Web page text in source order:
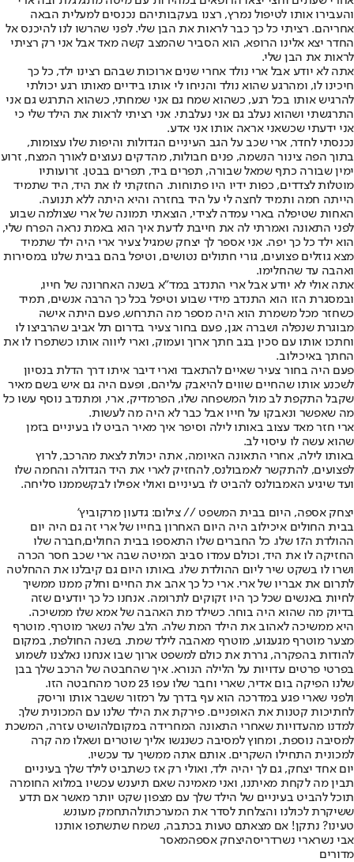
והעבירו אותו לטיפול נמרץ, רצנו בעקבותיהם נכנסים למעלית הבאה
אחריהם. רציתי כל כך כבר לראות את הבן שלי. לפני שהרשו לנו להיכנס אל
החדר יצא אלינו הרופא, הוא הסביר שהמצב קשה מאד אבל אני רק רציתי
לראות את הבן שלי.
אתה לא יודע אבל ארי נולד אחרי שנים ארוכות שבהם רצינו ילד, כל כך
חיכינו לו, ומהרגע שהוא נולד והניחו לי אותו בידיים מאותו רגע יכולתי
להרגיש אותו בכל רגע, כשהוא שמח גם אני שמחתי, כשהוא התרגש גם אני
התרגשתי ושהוא נעלב גם אני נעלבתי. אני רציתי לראות את הילד שלי כי
אני ידעתי שכשאני אראה אותו אני אדע.
נכנסתי לחדר, ארי שכב על הגב העיניים הגדולות והיפות שלו עצומות,
בתוך הפה צינור הנשמה, פנים חבולות, מהדקים נעוצים לאורך המצח, זרוע
ימין שבורה כתף שמאל שבורה, תפרים ביד, תפרים בבטן. זרועותיו
מוטלות לצדדים, כפות ידיו היו פתוחות. החזקתי לו את היד, היד שתמיד
הייתה חמה ותמיד לחצה לי על היד בחזרה והיא היתה ללא תנועה.
האחות שטיפלה בארי עמדה לצידי, הוצאתי תמונה של ארי שצולמה שבוע
לפני התאונה ואמרתי לה את חייבת לדעת איך הוא באמת נראה הפרח שלי,
הוא ילד כל כך יפה. אני אספר לך יצחק שמגיל צעיר ארי היה ילד שתמיד
מצא גוזלים פצועים, גורי חתולים נטושים, וטיפל בהם בבית שלנו במסירות
ואהבה עד שהחלימו.
אתה אולי לא יודע אבל ארי התנדב במד״א בשנה האחרונה של חייו,
ובמסגרת הזו הוא התנדב מידי שבוע וטיפל בכל כך הרבה אנשים, תמיד
כשחזר מכל משמרת הוא היה מספר מה התרחש, פעם היתה אישה
מבוגרת שנפלה ושברה אגן, פעם בחור צעיר בדרום תל אביב שהרביצו לו
וחתכו אותו עם סכין בגב חתך ארוך ועמוק, וארי ליווה אותו כשתפרו לו את
החתך באיכילוב.
פעם היה בחור צעיר שאיים להתאבד וארי דיבר איתו דרך הדלת בנסיון
לשכנע אותו שהחיים שווים להיאבק עליהם, ופעם היה גם איש בשם מאיר
שקבל התקפת לב מול המשפחה שלו, הפרמדיק, ארי, ומתנדב נוסף עשו כל
מה שאפשר ונאבקו על חייו אבל כבר לא היה מה לעשות.
ארי חזר מאד עצוב באותו לילה וסיפר איך מאיר הביט לו בעיניים בזמן
שהוא עשה לו עיסוי לב.
באותו לילה, אחרי התאונה האיומה, אתה יכולת לצאת מהרכב, לרוץ
לפצועים, להתקשר לאמבולנס, להחזיק לארי את היד הגדולה והחמה שלו
ועד שיגיע האמבולנס להביט לו בעיניים ואולי אפילו לבקשממנו סליחה.
יצחק אספה, היום בבית המשפט // צילום: גדעון מרקוביץ'
בבית החולים איכילוב היה היום האחרון בחייו של ארי זה גם היה יום
ההולדת ה17 שלו. כל החברים שלו התאספו בבית החולים,חברה שלו
החזיקה לו את היד, וכולם עמדו סביב המיטה שבה ארי שכב חסר הכרה
ושרו לו בשקט שיר ליום ההולדת שלו. באותו היום גם קיבלנו את ההחלטה
לתרום את אבריו של ארי. ארי כל כך אהב את החיים וחלק ממנו ממשיך
לחיות באנשים שכל כך היו זקוקים לתרומה. אנחנו כל כך יודעים שזה
בדיוק מה שהוא היה בוחר. כשילד מת האהבה של אמא שלו ממשיכה.
היא ממשיכה לאהוב את הילד המת שלה. הלב שלה נשאר מוטרף. מוטרף
מצער מוטרף מגעגוע, מוטרף מאהבה לילד שמת. בשנה החולפת, במקום
להודות בהפקרה, גררת את כולם למשפט ארוך שבו אנחנו נאלצנו לשמוע
בפרטי פרטים עדויות על הלילה הנורא. איך שהחבטה של הרכב שלך בבן
שלנו הפיקה בום אדיר, שארי וחבר שלו עפו 23 מטר מהחבטה הזו.
ולפני שארי פגע במדרכה הוא עף בדרך על רמזור ששבר אותו וריסק
לחתיכות קטנות את האופניים. פירקת את הילד שלנו עם המכונית שלך.
למדנו מהעדויות שאחרי התאונה המחרידה במקוםלהושיט עזרה, המשכת
למסיבה נוספת, ומחוץ למסיבה כשנגשו אליך שוטרים ושאלו מה קרה
למכונית התחילו השקרים. אותם אתה ממשיך עד עכשיו.
יום אחד יצחק, גם לך יהיה ילד, ואולי רק אז כשתביט לילד שלך בעיניים
תבין מה לקחת מאיתנו, ואני מאמינה שאם תיענש עכשיו במלוא החומרה
תוכל להביט בעיניים של הילד שלך עם מצפון שקט יותר מאשר אם תדע
ששיקרת לכולנו והצלחת לסדר את המערכתולהתחמק מעונש.
טעינו? נתקן! אם מצאתם טעות בכתבה, נשמח שתשתפו אותנו
אבי נשרארי נשרדריסהיצחק אספהמאסר
מדורים